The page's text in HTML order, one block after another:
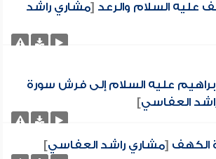
السلام والرعد [مشاري راشد
عليه السلام إلى فرش سورة
العفاسي]
الكهف [مشاري راشد العفاسي]